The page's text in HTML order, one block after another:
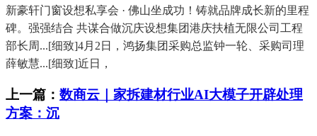
新豪轩门窗设想私享会 · 佛山坐成功！铸就品牌成长新的里程
碑。强强结合 共谋合做沉庆设想集团港庆扶植无限公司工程
部长周...[细致]4月2日，鸿扬集团采购总监钟一轮、采购司理
薛敏慧...[细致]近日，
上一篇： 数商云｜家拆建材行业AI大模子开辟处理
方案：沉